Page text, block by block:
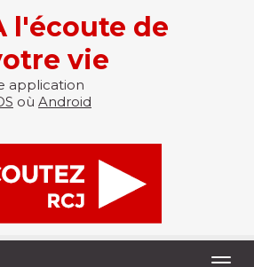
l'écoute de
vie
application
où Android